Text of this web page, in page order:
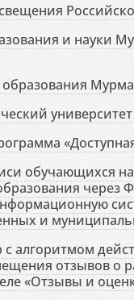
и науки
образования
университет
обучающихся
через
и
с алгоритмом
отзывов о
«Отзывы и